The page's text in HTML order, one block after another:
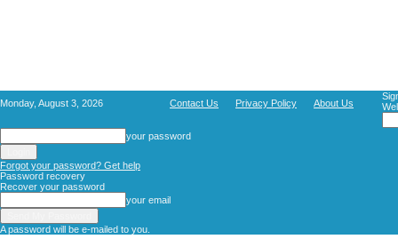
Monday, August 3, 2026 Contact Us Privacy Policy About Us
your password
Forgot your password? Get help
Password recovery
Recover your password
your email
A password will be e-mailed to you.